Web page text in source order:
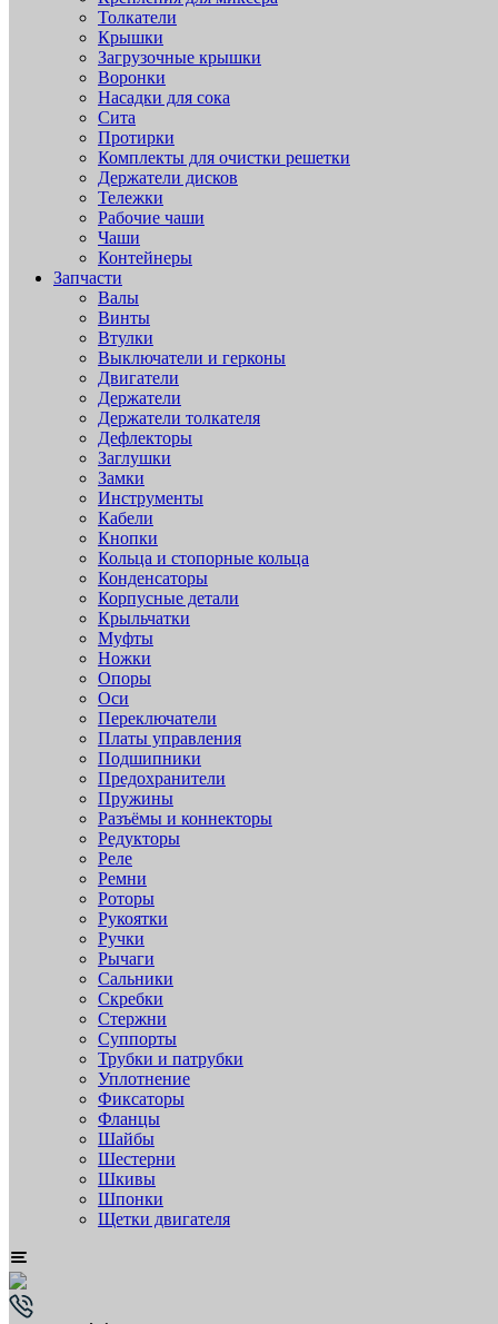
Толкатели
Крышки
Загрузочные крышки
Воронки
Насадки для сока
Сита
Протирки
Комплекты для очистки решетки
Держатели дисков
Тележки
Рабочие чаши
Чаши
Контейнеры
Запчасти
Валы
Винты
Втулки
Выключатели и герконы
Двигатели
Держатели
Держатели толкателя
Дефлекторы
Заглушки
Замки
Инструменты
Кабели
Кнопки
Кольца и стопорные кольца
Конденсаторы
Корпусные детали
Крыльчатки
Муфты
Ножки
Опоры
Оси
Переключатели
Платы управления
Подшипники
Предохранители
Пружины
Разъёмы и коннекторы
Редукторы
Реле
Ремни
Роторы
Рукоятки
Ручки
Рычаги
Сальники
Скребки
Стержни
Суппорты
Трубки и патрубки
Уплотнение
Фиксаторы
Фланцы
Шайбы
Шестерни
Шкивы
Шпонки
Щетки двигателя